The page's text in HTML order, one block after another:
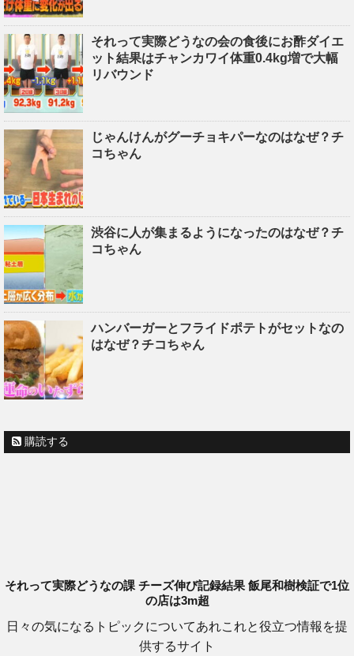
それって実際どうなの会の食後にお酢ダイエ
ット結果はチャンカワイ体重0.4kg増で大幅
リバウンド
じゃんけんがグーチョキパーなのはなぜ？チ
コちゃん
渋谷に人が集まるようになったのはなぜ？チ
コちゃん
ハンバーガーとフライドポテトがセットなの
はなぜ？チコちゃん
購読する
それって実際どうなの課 チーズ伸び記録結果 飯尾和樹検証で1位
の店は3m超
日々の気になるトピックについてあれこれと役立つ情報を提
供するサイト